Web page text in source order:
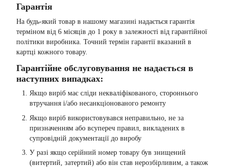
Гарантія
На будь-який товар в нашому магазині надається гарантія
терміном від 6 місяців до 1 року в залежності від гарантійної
політики виробника. Точний термін гарантії вказаний в
картці кожного товару.
Гарантійне обслуговування не надається в
наступних випадках:
Якщо виріб має сліди некваліфікованого, стороннього
втручання і/або несанкціонованого ремонту
Якщо виріб використовувався неправильно, не за
призначенням або всупереч правил, викладених в
супровідній документації до виробу
У разі якщо серійний номер товару був знищений
(витертий, затертий) або він став нерозбірливим, а також